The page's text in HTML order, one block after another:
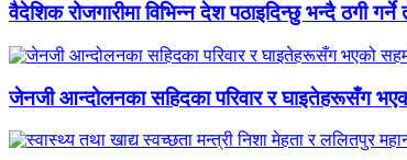
वैदेशिक रोजगारीमा विभिन्न देश पठाइदिन्छु भन्दै ठगी
जेनजी आन्दोलनका सहिदका परिवार र घाइतेहरूसँग